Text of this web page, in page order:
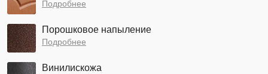
Подробнее
Порошковое напыление
Подробнее
Винилискожа